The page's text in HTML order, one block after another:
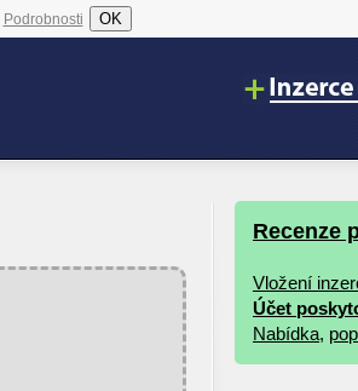
Podrobnosti OK
Recenze
Vložení
Účet
Nabídka,